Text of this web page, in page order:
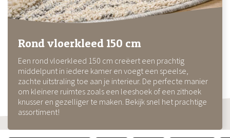
Rond vloerkleed 150 cm
Een rond vloerkleed 150 cm creëert een prachtig
middelpunt in iedere kamer en voegt een speelse,
zachte uitstraling toe aan je interieur. De perfecte manier
om kleinere ruimtes zoals een leeshoek of een zithoek
knusser en gezelliger te maken. Bekijk snel het prachtige
assortiment!